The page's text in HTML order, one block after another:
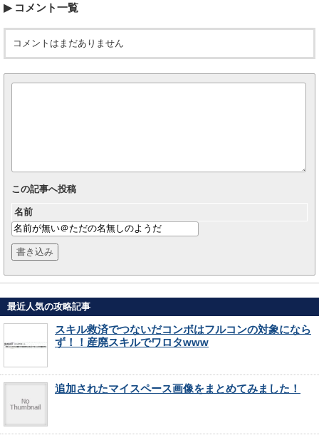
コメント一覧
コメントはまだありません
この記事へ投稿
名前
最近人気の攻略記事
スキル救済でつないだコンボはフルコンの対象になら
ず！！産廃スキルでワロタwww
追加されたマイスペース画像をまとめてみました！